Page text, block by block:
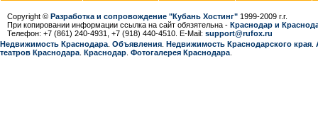
Copyright © Разработка и сопровождение "Кубань Хостинг" 1999-2009 г.г.
При копировании информации ссылка на сайт обязятельна - Краснодар и
Телефон: +7 (861) 240-4931, +7 (918) 440-4510. E-Mail: support@rufox.ru
Недвижимость Краснодара Объявления Недвижимость Краснодарcкого края
театров Краснодара Краснодар Фотогалерея Краснодара